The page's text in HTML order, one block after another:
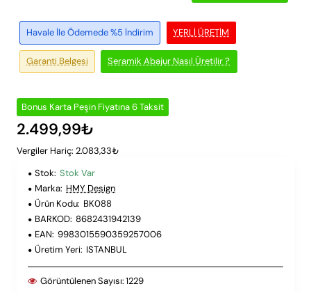
YERLI ÜRETIM
Havale İle Ödemede %5 İndirim
Seramik Abajur Nasıl Üretilir ?
Garanti Belgesi
Bonus Karta Peşin Fiyatına 6 Taksit
2.499,99₺
Vergiler Hariç: 2.083,33₺
Stok: Stok Var
Marka: HMY Design
Ürün Kodu: BK088
BARKOD: 8682431942139
EAN: 9983015590359257006
Üretim Yeri: ISTANBUL
Görüntülenen Sayısı:1229